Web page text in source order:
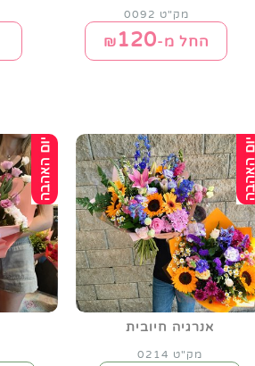
מק"ט 0092
החל מ-₪120
אנרגיה חיובית
מק"ט 0214